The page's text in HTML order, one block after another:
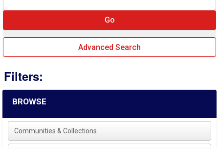
Advanced Search
Filters:
BROWSE
Communities & Collections